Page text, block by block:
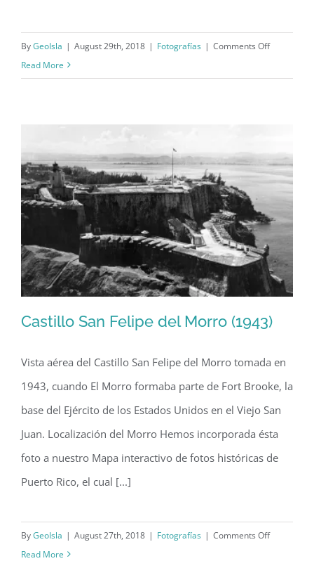
ByGeoIsla | August 29th, 2018 | Fotografías | Comments Offon
(1912)
Read More
Castillo San Felipe del Morro (1943)
Castillo San Felipe del Morro (1943)
Vista aérea del Castillo San Felipe del Morro tomada en
1943, cuando El Morro formaba parte de Fort Brooke, la
base del Ejército de los Estados Unidos en el Viejo San
Juan. Localización del Morro Hemos incorporada ésta
foto a nuestro Mapa interactivo de fotos históricas de
Puerto Rico, el cual [...]
ByGeoIsla | August 27th, 2018 | Fotografías | Comments Offon
Read More